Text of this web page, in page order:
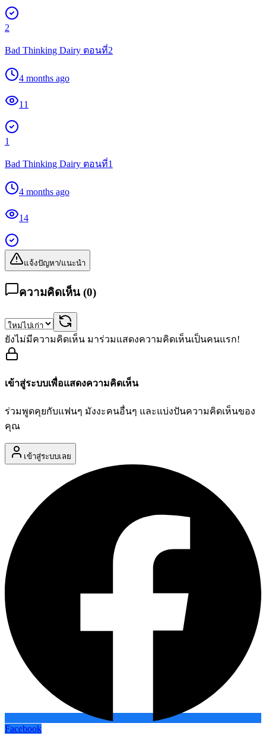
2
Bad Thinking Dairy ตอนที่2
4 months ago
11
1
Bad Thinking Dairy ตอนที่1
4 months ago
14
แจ้งปัญหา/แนะนำ
ความคิดเห็น (0)
ยังไม่มีความคิดเห็น มาร่วมแสดงความคิดเห็นเป็นคนแรก!
เข้าสู่ระบบเพื่อแสดงความคิดเห็น
ร่วมพูดคุยกับแฟนๆ มังงะคนอื่นๆ และแบ่งปันความคิดเห็นของ
คุณ
เข้าสู่ระบบเลย
Facebook